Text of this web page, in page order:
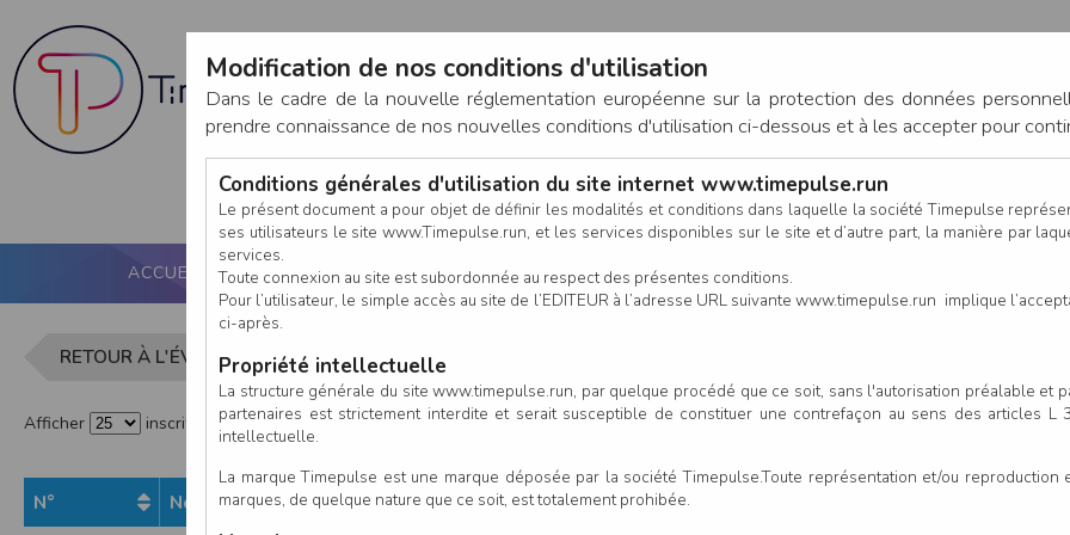
CONNEXION
ACCUEIL PUCE ACTIVE NOS SERVICES CALENDRIER RÉSULTATS
RETOUR À L'ÉVÈNEMENT Liste des inscrits - Trail 19km
Afficher
inscrits par page
N° Nom Prénom
Modification de nos conditions d'utilisation
Dans le cadre de la nouvelle réglementation européenne sur la protection des données
prendre connaissance de nos nouvelles conditions d'utilisation ci-dessous et à les accepter pour
Conditions générales d'utilisation du site internet www.timepulse.run
Le présent document a pour objet de définir les modalités et conditions dans laquelle la société Timepulse
ses utilisateurs le site www.Timepulse.run, et les services disponibles sur le site et d’autre part, la manière par
services.
Toute connexion au site est subordonnée au respect des présentes conditions.
Pour l’utilisateur, le simple accès au site de l’EDITEUR à l’adresse URL suivante www.timepulse.run implique
ci-après.
Propriété intellectuelle
La structure générale du site www.timepulse.run, par quelque procédé que ce soit, sans l'autorisation préalable et
partenaires est strictement interdite et serait susceptible de constituer une contrefaçon au sens des articles
intellectuelle.
La marque Timepulse est une marque déposée par la société Timepulse.Toute représentation et/ou
marques, de quelque nature que ce soit, est totalement prohibée.